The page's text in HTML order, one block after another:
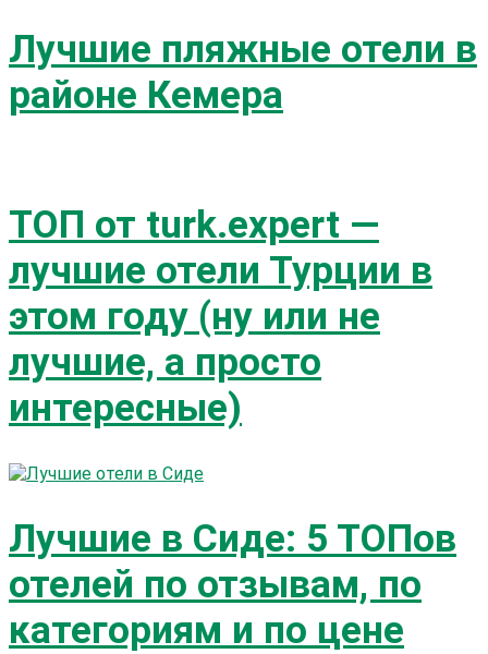
Лучшие пляжные отели в
районе Кемера
ТОП от turk.expert —
лучшие отели Турции в
этом году (ну или не
лучшие, а просто
интересные)
Лучшие в Сиде: 5 ТОПов
отелей по отзывам, по
категориям и по цене